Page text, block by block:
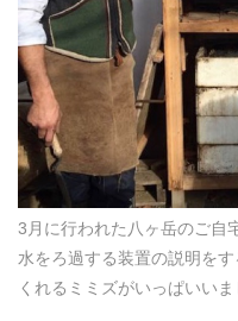
3月に行われた八ヶ岳のご自
水をろ過する装置の説明を
くれるミミズがいっぱいいま